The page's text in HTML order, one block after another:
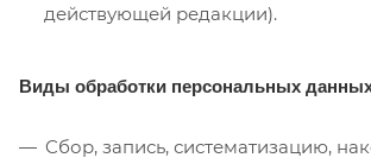
действующей редакции).
Виды обработки персональных
Cбор, запись, систематизацию,